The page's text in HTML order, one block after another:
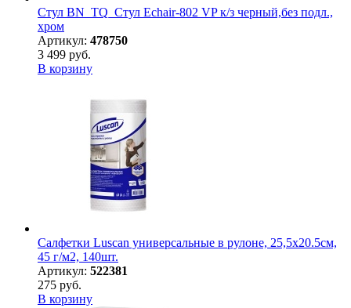
Стул BN_TQ_Стул Echair-802 VP к/з черный,без подл.,
хром
Артикул: 478750
3 499 руб.
В корзину
Салфетки Luscan универсальные в рулоне, 25,5х20.5см,
45 г/м2, 140шт.
Артикул: 522381
275 руб.
В корзину